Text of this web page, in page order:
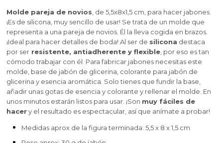
Molde pareja de novios , de 5,5x8x1,5 cm, para hacer jabones.
¡Es de silicona, muy sencillo de usar! Se trata de un molde que
representa a una pareja de novios. Él la lleva cogida en brazos.
¡Ideal para hacer detalles de boda! Al ser de silicona destaca
por serresistente, antiadherente y flexible, por eso es tan
cómodo trabajar con él. Para fabricar jabones necesitas este
molde, base de jabón de glicerina, colorante para jabón de
glicerina y esencia aromática. Solo tienes que fundir la base,
añadir unas gotas de esencia y colorante y rellenar el molde. En
unos minutos estarán listos para usar. ¡Son muy fáciles de
hacery el resultado es espectacular, así que anímate a probar!
Medidas aprox de la figura terminada: 5,5 x 8 x 1,5 cm